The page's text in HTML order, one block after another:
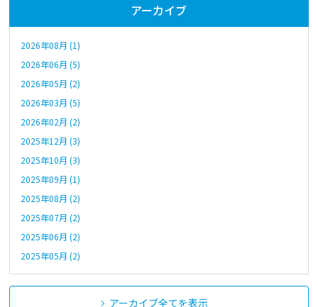
アーカイブ
2026年08月 (1)
2026年06月 (5)
2026年05月 (2)
2026年03月 (5)
2026年02月 (2)
2025年12月 (3)
2025年10月 (3)
2025年09月 (1)
2025年08月 (2)
2025年07月 (2)
2025年06月 (2)
2025年05月 (2)
アーカイブ全てを表示